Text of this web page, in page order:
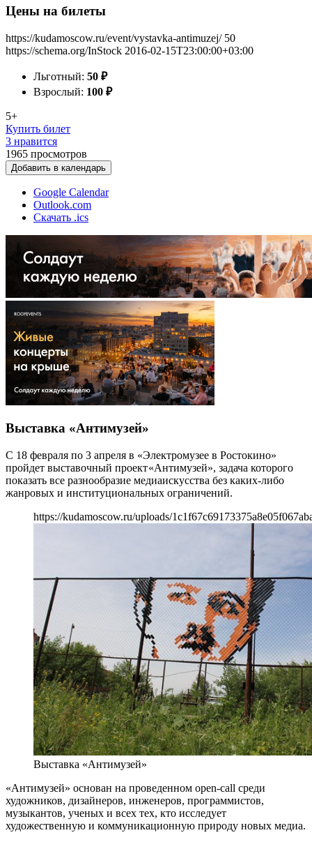
Цены на билеты
https://kudamoscow.ru/event/vystavka-antimuzej/ 50
https://schema.org/InStock 2016-02-15T23:00:00+03:00
Льготный: 50 ₽
Взрослый: 100 ₽
5+
Купить билет
3 нравится
1965 просмотров
Добавить в календарь
Google Calendar
Outlook.com
Скачать .ics
Выставка «Антимузей»
С 18 февраля по 3 апреля в «Электромузее в Ростокино»
пройдет выставочный проект
«Антимузей», задача которого
показать все разнообразие медиаискусства без каких-либо
жанровых и институциональных ограничений.
https://kudamoscow.ru/uploads/
Выставка «Антимузей»
«Антимузей» основан на проведенном open-call среди
художников, дизайнеров, инженеров, программистов,
музыкантов, ученых и всех тех, кто исследует
художественную и коммуникационную природу новых медиа.